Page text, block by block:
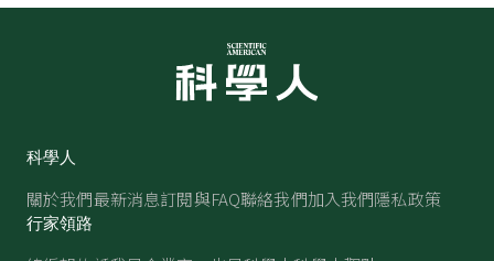
科學人
關於我們最新消息訂閱與FAQ聯絡我們加入我們隱私政策
行家領路